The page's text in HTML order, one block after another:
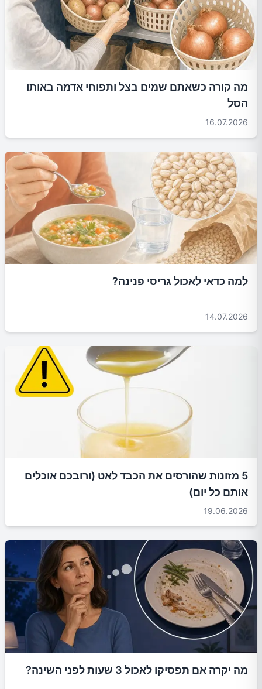
מה קורה כשאתם שמים בצל ותפוחי אדמה באותו
הסל
16.07.2026
למה כדאי לאכול גריסי פנינה?
14.07.2026
5 מזונות שהורסים את הכבד לאט (ורובכם אוכלים
אותם כל יום)
19.06.2026
מה יקרה אם תפסיקו לאכול 3 שעות לפני השינה?